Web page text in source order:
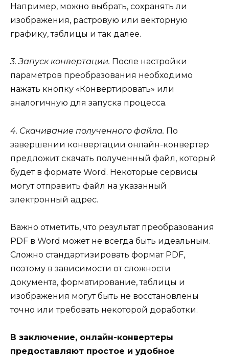
Например, можно выбрать, сохранять ли
изображения, растровую или векторную
графику, таблицы и так далее.
3. Запуск конвертации. После настройки
параметров преобразования необходимо
нажать кнопку «Конвертировать» или
аналогичную для запуска процесса.
4. Скачивание полученного файла. По
завершении конвертации онлайн-конвертер
предложит скачать полученный файл, который
будет в формате Word. Некоторые сервисы
могут отправить файл на указанный
электронный адрес.
Важно отметить, что результат преобразования
PDF в Word может не всегда быть идеальным.
Сложно стандартизировать формат PDF,
поэтому в зависимости от сложности
документа, форматирование, таблицы и
изображения могут быть не восстановлены
точно или требовать некоторой доработки.
В заключение, онлайн-конвертеры
предоставляют простое и удобное